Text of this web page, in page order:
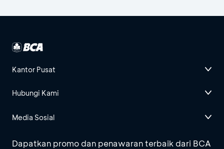
Kantor Pusat
Hubungi Kami
Media Sosial
Dapatkan promo dan penawaran terbaik dari BCA